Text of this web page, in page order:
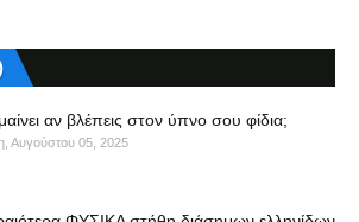
αν βλέπεις στον ύπνο σου φίδια;
Αυγούστου 05, 2025